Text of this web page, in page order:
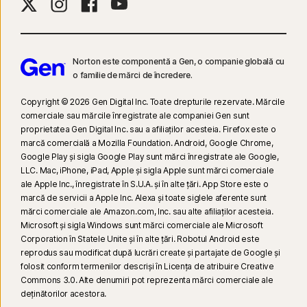
Windows). Această caracteristică nu funcționează prin aplicațiile YouTube
raportul despre Parametri de referință pentru performanțele produselor
VPN, realizat de PassMark Software, la cererea Gen, în noiembrie 2023.
Pentru a suprima majoritatea alertelor pentru Windows, trebuie să fie
utilizat modul ecran complet.
Protecția automată împotriva deepfake funcționează doar pentru
videoclipuri în limba engleză, pe platformele video/rețelele de socializare
acceptate; pe celelalte platforme, folosiți scanarea manuală. Necesită
Windows 11 sau o versiune ulterioară și un browser acceptat. În plus,
detecția automată necesită un PC AI (CPU de minimum 8 nuclee
Qualcomm sau Intel, 16 GB RAM) sau un PC non-AI (CPU de minimum 6
nuclee de la orice marcă, 16 GB RAM). Pe PC-urile non-AI cu CPU de
Norton este componentă a Gen, o companie globală cu
o familie de mărci de încredere.
Copyright © 2026 Gen Digital Inc. Toate drepturile rezervate. Mărcile
comerciale sau mărcile înregistrate ale companiei Gen sunt
proprietatea Gen Digital Inc. sau a afiliaților acesteia. Firefox este o
marcă comercială a Mozilla Foundation. Android, Google Chrome,
Google Play și sigla Google Play sunt mărci înregistrate ale Google,
LLC. Mac, iPhone, iPad, Apple și sigla Apple sunt mărci comerciale
ale Apple Inc., înregistrate în S.U.A. și în alte țări. App Store este o
marcă de servicii a Apple Inc. Alexa și toate siglele aferente sunt
mărci comerciale ale Amazon.com, Inc. sau alte afiliaților acesteia.
Microsoft și sigla Windows sunt mărci comerciale ale Microsoft
Corporation în Statele Unite și în alte țări. Robotul Android este
reprodus sau modificat după lucrări create și partajate de Google și
folosit conform termenilor descriși în Licența de atribuire Creative
Commons 3.0. Alte denumiri pot reprezenta mărci comerciale ale
deţinătorilor acestora.